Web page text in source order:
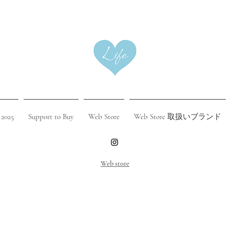
Support to Buy Web Store Web Store 取扱いブランド
​Web store